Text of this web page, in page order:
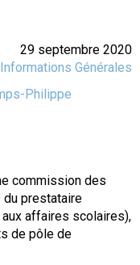
29 septembre 2020
Informations Générales
Philippe
commission des
du prestataire
affaires scolaires),
de pôle de